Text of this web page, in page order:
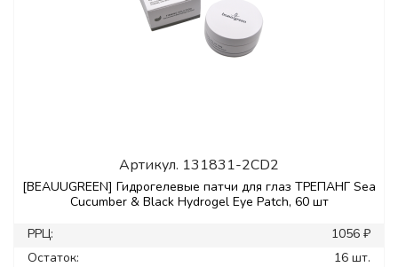
Артикул. 131831-2CD2
[BEAUUGREEN] Гидрогелевые патчи для глаз ТРЕПАНГ Sea
Cucumber & Black Hydrogel Eye Patch, 60 шт
РРЦ:
1056 ₽
Остаток:
16 шт.